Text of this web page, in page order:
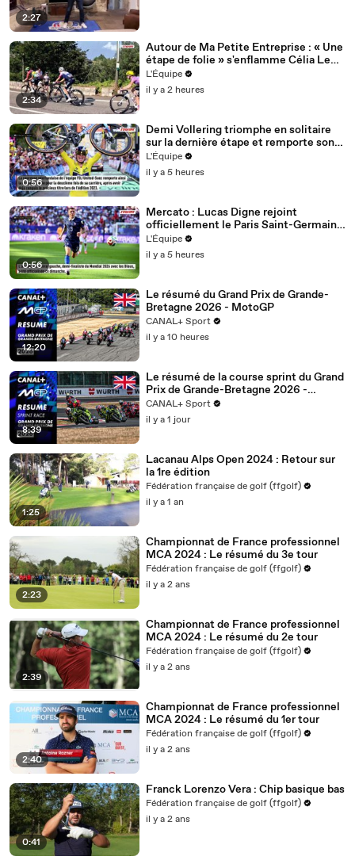
2:27
2:34
Autour de Ma Petite Entreprise : « Une
étape de folie » s'enflamme Célia Le
Mouël - Cyclisme - Tour de France
femmes avec Zwift - Autour de Ma
Petite Entreprise
L'Équipe
il y a 2 heures
0:56
Demi Vollering triomphe en solitaire
sur la dernière étape et remporte son
deuxième Tour de France - Cyclisme -
Tour de France femmes avec Zwift
L'Équipe
il y a 5 heures
0:56
Mercato : Lucas Digne rejoint
officiellement le Paris Saint-Germain -
Foot - Transferts
L'Équipe
il y a 5 heures
12:20
Le résumé du Grand Prix de Grande-
Bretagne 2026 - MotoGP
CANAL+ Sport
il y a 10 heures
8:39
Le résumé de la course sprint du Grand
Prix de Grande-Bretagne 2026 -
MotoGP
CANAL+ Sport
il y a 1 jour
1:25
Lacanau Alps Open 2024 : Retour sur
la 1re édition
Fédération française de golf (ffgolf)
il y a 1 an
2:23
Championnat de France professionnel
MCA 2024 : Le résumé du 3e tour
Fédération française de golf (ffgolf)
il y a 2 ans
2:39
Championnat de France professionnel
MCA 2024 : Le résumé du 2e tour
Fédération française de golf (ffgolf)
il y a 2 ans
2:40
Championnat de France professionnel
MCA 2024 : Le résumé du 1er tour
Fédération française de golf (ffgolf)
il y a 2 ans
0:41
Franck Lorenzo Vera : Chip basique bas
Fédération française de golf (ffgolf)
il y a 2 ans